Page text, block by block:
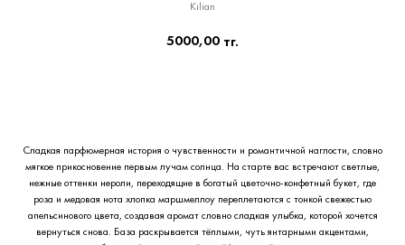
Kilian
5000,00 тг.
Cладкая парфюмерная история о чувственности и романтичной наглости, словно
мягкое прикосновение первым лучам солнца. На старте вас встречают светлые,
нежные оттенки нероли, переходящие в богатый цветочно-конфетный букет, где
роза и медовая нота хлопка маршмеллоу переплетаются с тонкой свежестью
апельсинового цвета, создавая аромат словно сладкая улыбка, которой хочется
вернуться снова. База раскрывается тёплыми, чуть янтарными акцентами,